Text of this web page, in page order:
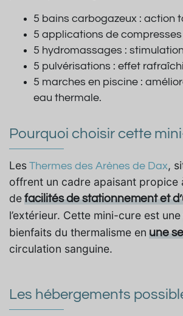
5 bains carbogazeux : action
5 applications de
5 hydromassages :
5 pulvérisations : effet
5 marches en piscine :
eau thermale.
Pourquoi choisir cette
Les Thermes des Arènes de Dax,
offrent un cadre apaisant propice
de facilités de stationnement et
l’extérieur. Cette mini-cure est une
bienfaits du thermalisme en une
circulation sanguine.
Les hébergements